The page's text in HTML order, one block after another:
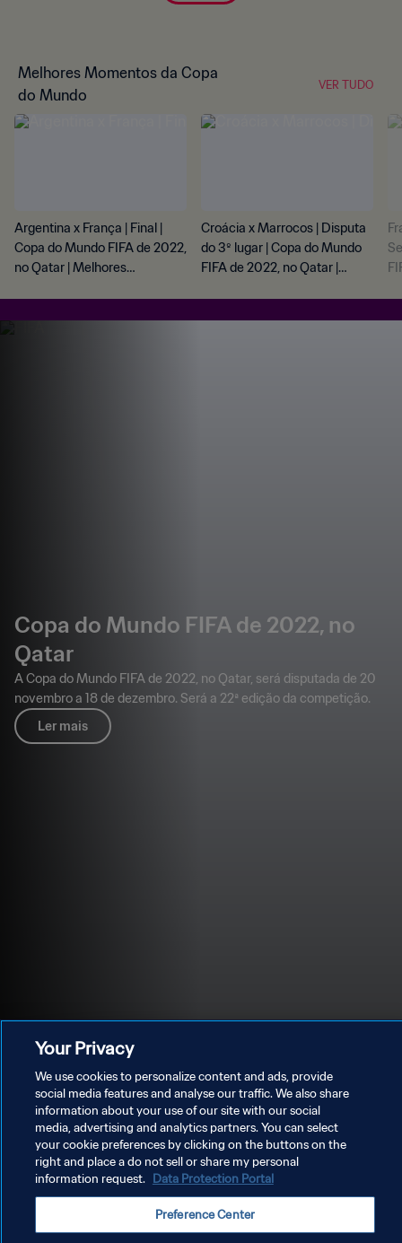
Melhores Momentos da Copa
do Mundo
VER TUDO
Argentina x França | Final |
Copa do Mundo FIFA de 2022,
no Qatar | Melhores
Croácia x Marrocos | Disputa
do 3º lugar | Copa do Mundo
FIFA de 2022, no Qatar |
Copa do Mundo FIFA de 2022, no
Qatar
A Copa do Mundo FIFA de 2022, no Qatar, será disputada de 20
novembro a 18 de dezembro. Será a 22ª edição da competição.
Ler mais
POLÍTICA DE PRIVACIDADE
TERMOS DE SERVIÇO
ADMINISTRAR AS PREFERÊNCIAS DE COOKIES
Copyright © 1994-2026 FIFA. Todos os direitos reservados.
Your Privacy
We use cookies to personalize content and ads, provide
social media features and analyse our traffic. We also share
information about your use of our site with our social
media, advertising and analytics partners. You can select
your cookie preferences by clicking on the buttons on the
right and place a do not sell or share my personal
information request. Data Protection Portal
Preference Center